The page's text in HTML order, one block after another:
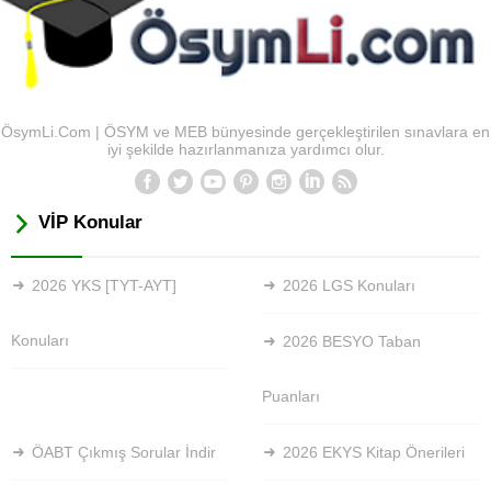
ÖsymLi.Com | ÖSYM ve MEB bünyesinde gerçekleştirilen sınavlara en
iyi şekilde hazırlanmanıza yardımcı olur.
VİP Konular
2026 YKS [TYT-AYT]
Konuları
2026 LGS Konuları
2026 BESYO Taban
Puanları
ÖABT Çıkmış Sorular İndir 2026 EKYS Kitap Önerileri